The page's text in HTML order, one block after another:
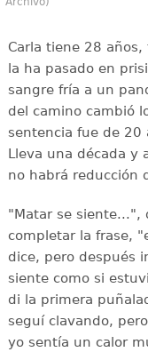
Carla tiene 28
la ha pasado en
sangre fría a un
del camino cambió
sentencia fue de 20
Lleva una década y
no habrá reducción
"Matar se siente...",
completar la frase,
dice, pero después
siente como si
di la primera
seguí clavando,
yo sentía un calor